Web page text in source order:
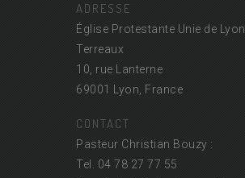
ADRESSE
Église Protestante Unie de Lyon
Terreaux
10, rue Lanterne
69001 Lyon, France
CONTACT
Pasteur Christian Bouzy :
Tel. 04 78 27 77 55